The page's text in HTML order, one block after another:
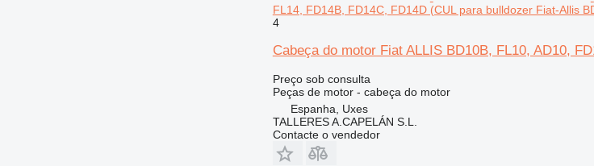
FL14, FD14B, FD14C, FD14D (CUL para bulldozer Fiat-Allis
4
Cabeça do motor Fiat ALLIS BD10B, FL10, AD10,
Preço sob consulta
Peças de motor - cabeça do motor
Espanha, Uxes
TALLERES A.CAPELÁN S.L.
Contacte o vendedor